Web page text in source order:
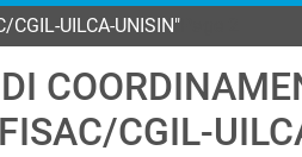
UILCA-UNISIN"
FISAC/CGIL-